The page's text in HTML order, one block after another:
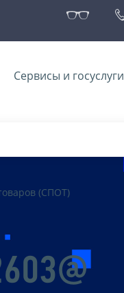
Сервисы и госуслуги
(СПОТ)